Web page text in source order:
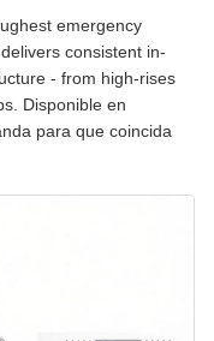
emergency
consistent in-
- from high‑rises
Disponible en
para que coincida